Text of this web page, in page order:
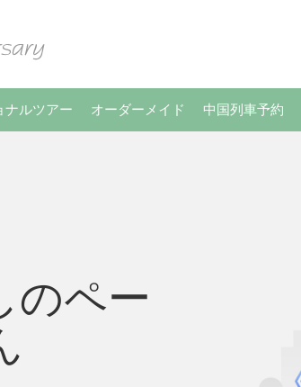
ナルツアー オーダーメイド 中国列車予約
のペー